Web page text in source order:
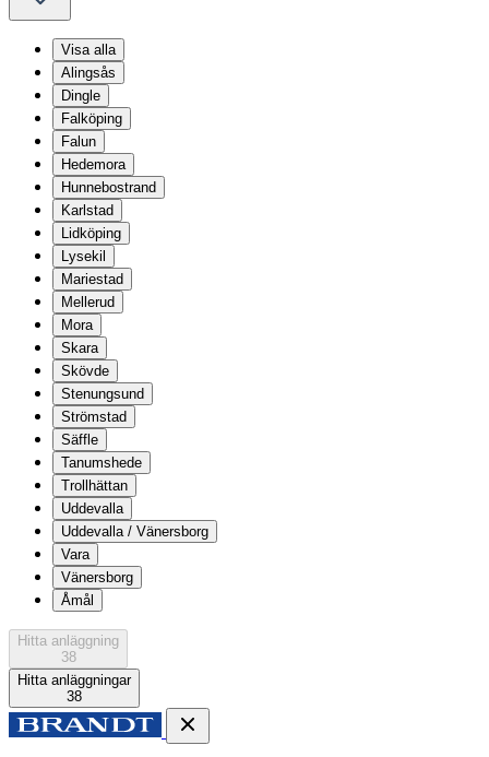
Visa alla
Alingsås
Dingle
Falköping
Falun
Hedemora
Hunnebostrand
Karlstad
Lidköping
Lysekil
Mariestad
Mellerud
Mora
Skara
Skövde
Stenungsund
Strömstad
Säffle
Tanumshede
Trollhättan
Uddevalla
Uddevalla / Vänersborg
Vara
Vänersborg
Åmål
Hitta anläggning
38
Hitta anläggningar
38